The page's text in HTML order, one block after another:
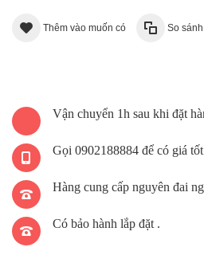
Thêm vào muốn có So sánh
Vận chuyển 1h sau khi đặt
Gọi 0902188884 để có giá
Hàng cung cấp nguyên đai
Có bảo hành lắp đặt .